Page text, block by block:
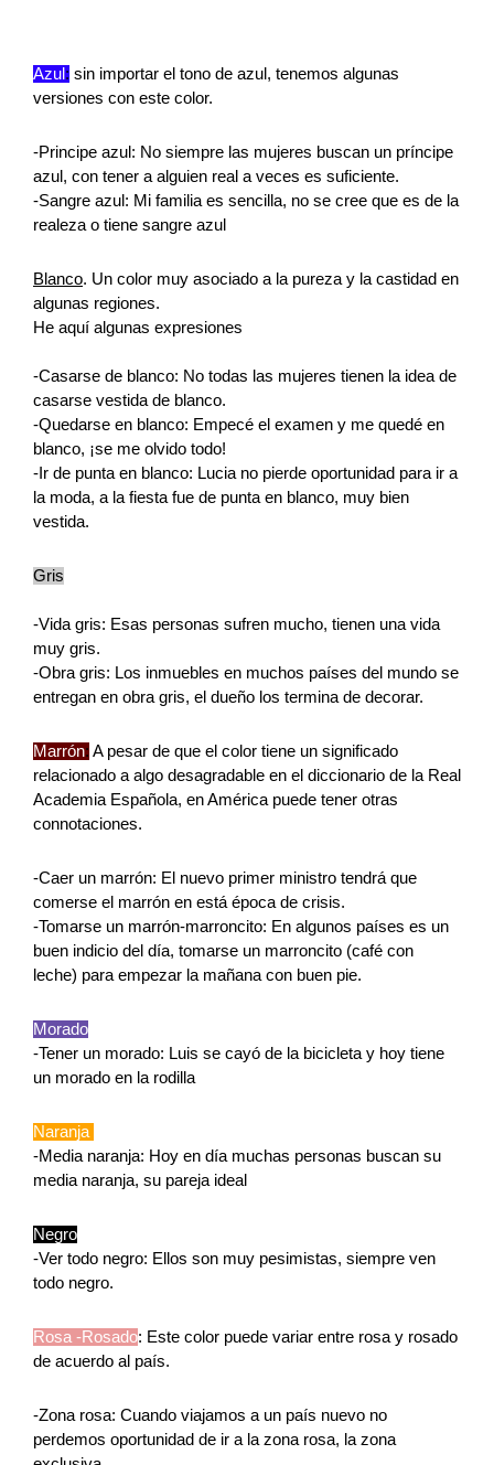
Azul : sin importar el tono de azul, tenemos algunas
versiones con este color.
-Principe azul: No siempre las mujeres buscan un príncipe
azul, con tener a alguien real a veces es suficiente.
-Sangre azul: Mi familia es sencilla, no se cree que es de la
realeza o tiene sangre azul
Blanco. Un color muy asociado a la pureza y la castidad en
algunas regiones.
He aquí algunas expresiones
-Casarse de blanco: No todas las mujeres tienen la idea de
casarse vestida de blanco.
-Quedarse en blanco: Empecé el examen y me quedé en
blanco, ¡se me olvido todo!
-Ir de punta en blanco: Lucia no pierde oportunidad para ir a
la moda, a la fiesta fue de punta en blanco, muy bien
vestida.
Gris
-Vida gris: Esas personas sufren mucho, tienen una vida
muy gris.
-Obra gris: Los inmuebles en muchos países del mundo se
entregan en obra gris, el dueño los termina de decorar.
Marrón: A pesar de que el color tiene un significado
relacionado a algo desagradable en el diccionario de la Real
Academia Española, en América puede tener otras
connotaciones.
-Caer un marrón: El nuevo primer ministro tendrá que
comerse el marrón en está época de crisis.
-Tomarse un marrón-marroncito: En algunos países es un
buen indicio del día, tomarse un marroncito (café con
leche) para empezar la mañana con buen pie.
Morado
-Tener un morado: Luis se cayó de la bicicleta y hoy tiene
un morado en la rodilla
Naranja
-Media naranja: Hoy en día muchas personas buscan su
media naranja, su pareja ideal
Negro
-Ver todo negro: Ellos son muy pesimistas, siempre ven
todo negro.
Rosa -Rosado: Este color puede variar entre rosa y rosado
de acuerdo al país.
-Zona rosa: Cuando viajamos a un país nuevo no
perdemos oportunidad de ir a la zona rosa, la zona